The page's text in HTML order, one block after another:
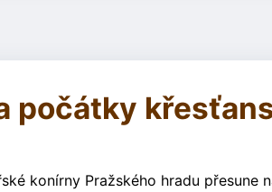
počátky
konírny Pražského hradu přesune